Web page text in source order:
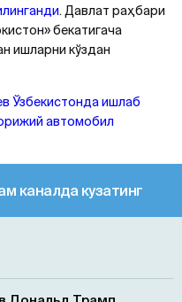
. Давлат раҳбари
бекатигача
ишларни кўздан
Ўзбекистонда ишлаб
автомобил
каналда кузатинг